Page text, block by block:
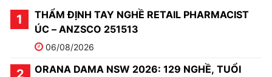
THẨM ĐỊNH TAY NGHỀ RETAIL PHARMACIST
ÚC – ANZSCO 251513
06/08/2026
ORANA DAMA NSW 2026: 129 NGHỀ, TUỔI